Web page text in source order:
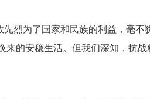
烈为了国家和民族的利益，毫
的安稳生活。但我们深知，抗